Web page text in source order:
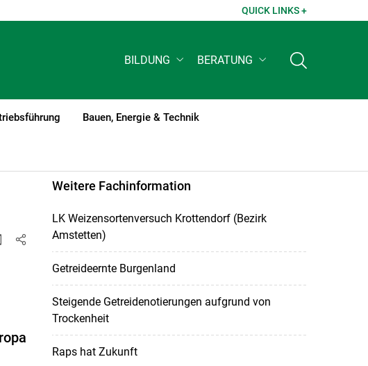
QUICK LINKS +
BILDUNG BERATUNG
Bauen, Energie & Technik
Weitere Fachinformation
LK Weizensortenversuch Krottendorf (Bezirk
Amstetten)
Getreideernte Burgenland
Steigende Getreidenotierungen aufgrund von
Trockenheit
Raps hat Zukunft